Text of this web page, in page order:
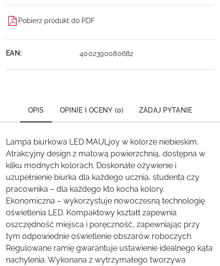
Pobierz produkt do PDF
EAN: 4002390080682
OPIS OPINIE I OCENY (0) ZADAJ PYTANIE
Lampa biurkowa LED MAULjoy w kolorze niebieskim.
Atrakcyjny design z matową powierzchnią, dostępna w
kilku modnych kolorach. Doskonałe ożywienie i
uzupełnienie biurka dla każdego ucznia, studenta czy
pracownika – dla każdego kto kocha kolory.
Ekonomiczna – wykorzystuje nowoczesną technologię
oświetlenia LED. Kompaktowy kształt zapewnia
oszczędność miejsca i poręczność, zapewniając przy
tym odpowiednie oświetlenie obszarów roboczych.
Regulowane ramię gwarantuje ustawienie idealnego kąta
nachylenia. Wykonana z wytrzymałego tworzywa